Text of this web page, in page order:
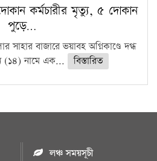
কর্মচারীর মৃত্যু, ৫ দোকান
পুড়ে…
সাহার বাজারে ভয়াবহ অগ্নিকাণ্ডে দগ্ধ
(১৪) নামে এক...
বিস্তারিত
লঞ্চ সময়সূচী